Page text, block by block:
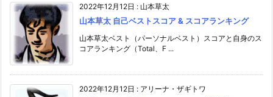
2022年12月12日 : 山本草太
山本草太 自己ベストスコア & スコアランキング
山本草太ベスト（パーソナルベスト）スコアと自身のス
コアランキング（Total、F ...
2022年12月12日 : アリーナ・ザギトワ